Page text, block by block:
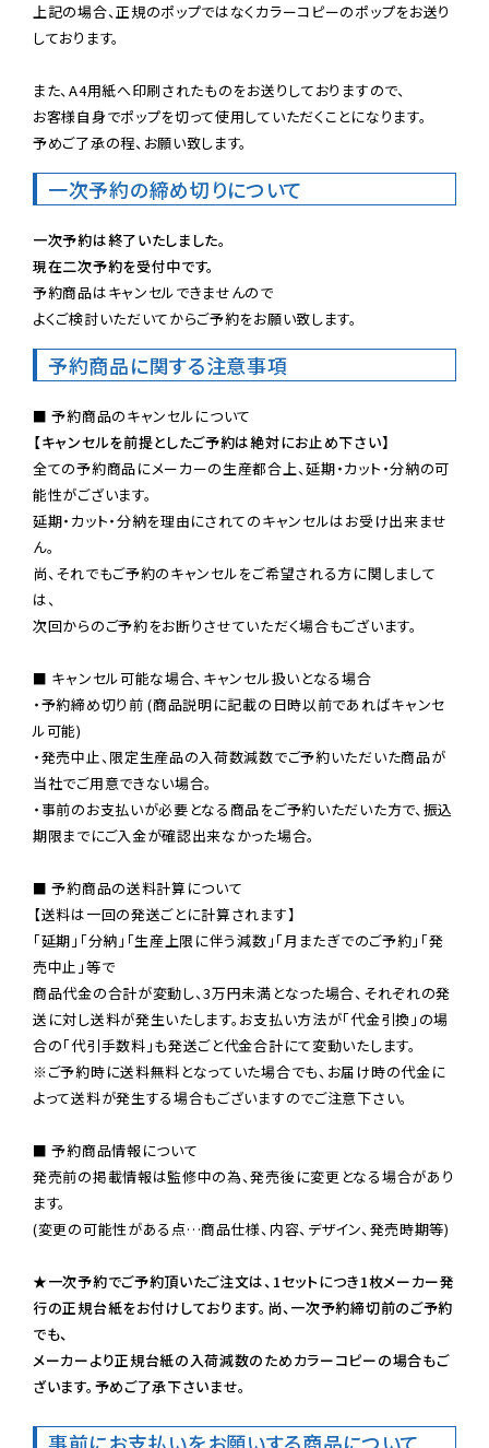
上記の場合、正規のポップではなくカラーコピーのポップをお送り
しております。
また、A4用紙へ印刷されたものをお送りしておりますので、
お客様自身でポップを切って使用していただくことになります。
予めご了承の程、お願い致します。
一次予約の締め切りについて
一次予約は終了いたしました。
現在二次予約を受付中です。
予約商品はキャンセルできませんので
よくご検討いただいてからご予約をお願い致します。
予約商品に関する注意事項
【キャンセルを前提としたご予約は絶対にお止め下さい】
全ての予約商品にメーカーの生産都合上、延期・カット・分納の可
能性がございます。
延期・カット・分納を理由にされてのキャンセルはお受け出来ませ
ん。
尚、それでもご予約のキャンセルをご希望される方に関しまして
は、
次回からのご予約をお断りさせていただく場合もございます。
■ キャンセル可能な場合、キャンセル扱いとなる場合
・予約締め切り前 (商品説明に記載の日時以前であればキャンセ
ル可能)
・発売中止、限定生産品の入荷数減数でご予約いただいた商品が
当社でご用意できない場合。
・事前のお支払いが必要となる商品をご予約いただいた方で、振込
期限までにご入金が確認出来なかった場合。
■ 予約商品の送料計算について
【送料は一回の発送ごとに計算されます】
「延期」「分納」「生産上限に伴う減数」「月またぎでのご予約」「発
売中止」等で
商品代金の合計が変動し、3万円未満となった場合、それぞれの発
送に対し送料が発生いたします。お支払い方法が「代金引換」の場
※ご予約時に送料無料となっていた場合でも、お届け時の代金に
よって送料が発生する場合もございますのでご注意下さい。
■ 予約商品情報について
発売前の掲載情報は監修中の為、発売後に変更となる場合があり
ます。
(変更の可能性がある点…商品仕様、内容、デザイン、発売時期等)
★一次予約でご予約頂いたご注文は、1セットにつき1枚メーカー発
行の正規台紙をお付けしております。尚、一次予約締切前のご予約
でも、
メーカーより正規台紙の入荷減数のためカラーコピーの場合もご
ざいます。予めご了承下さいませ。